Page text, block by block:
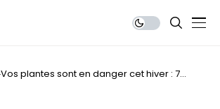
Vos plantes sont en danger cet hiver : 7